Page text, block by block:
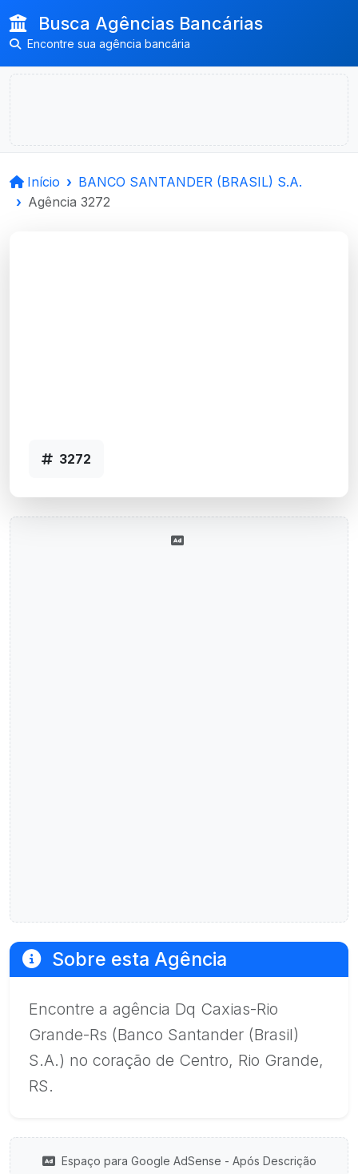
Busca Agências Bancárias
Encontre sua agência bancária
Início
BANCO SANTANDER (BRASIL) S.A.
Agência 3272
3272
Sobre esta Agência
Encontre a agência Dq Caxias-Rio
Grande-Rs (Banco Santander (Brasil)
S.A.) no coração de Centro, Rio Grande,
RS.
Espaço para Google AdSense - Após Descrição